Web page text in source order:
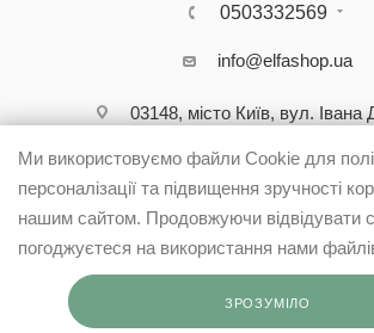
0503332569
info@elfashop.ua
03148, місто Київ, вул.
Ми використовуємо файли Cookie для
персоналізації та підвищення зручності
нашим сайтом. Продовжуючи відвідувати
погоджуєтеся на використання нами
ЗРОЗУМІЛО